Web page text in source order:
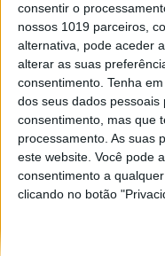
consentir o
nossos 1019 parceiros,
alternativa, pode aceder
alterar as suas
consentimento. Tenha
dos seus dados
consentimento, mas que
processamento. As suas
este website. Você pode
consentimento a
clicando no botão
Lost